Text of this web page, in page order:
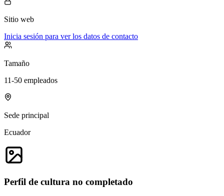
Sitio web
Inicia sesión para ver los datos de contacto
Tamaño
11-50 empleados
Sede principal
Ecuador
Perfil de cultura no completado